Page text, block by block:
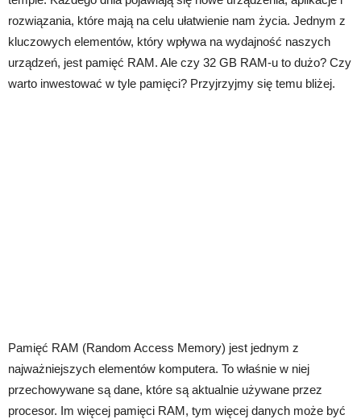
rozwiązania, które mają na celu ułatwienie nam życia. Jednym z
kluczowych elementów, który wpływa na wydajność naszych
urządzeń, jest pamięć RAM. Ale czy 32 GB RAM-u to dużo? Czy
warto inwestować w tyle pamięci? Przyjrzyjmy się temu bliżej.
Pamięć RAM (Random Access Memory) jest jednym z
najważniejszych elementów komputera. To właśnie w niej
przechowywane są dane, które są aktualnie używane przez
procesor. Im więcej pamięci RAM, tym więcej danych może być